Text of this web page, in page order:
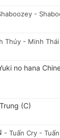
-
Thúy - Minh Thái
no hana
(C)
- Tuấn Cry -